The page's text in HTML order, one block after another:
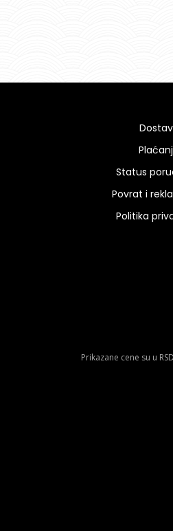
Status
Povrat i
Politika
Prikazane cene su u